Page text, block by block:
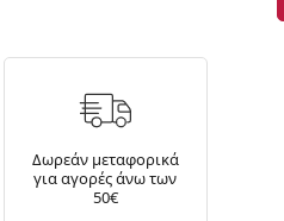
Δωρεάν μεταφορικά
για αγορές άνω των
50€